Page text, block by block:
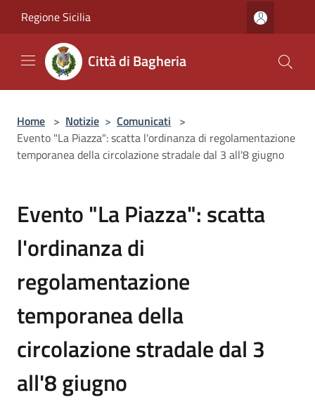
Regione Sicilia
Città di Bagheria
Home > Notizie > Comunicati >
Evento "La Piazza": scatta l'ordinanza di regolamentazione
temporanea della circolazione stradale dal 3 all'8 giugno
Evento "La Piazza": scatta
l'ordinanza di
regolamentazione
temporanea della
circolazione stradale dal 3
all'8 giugno